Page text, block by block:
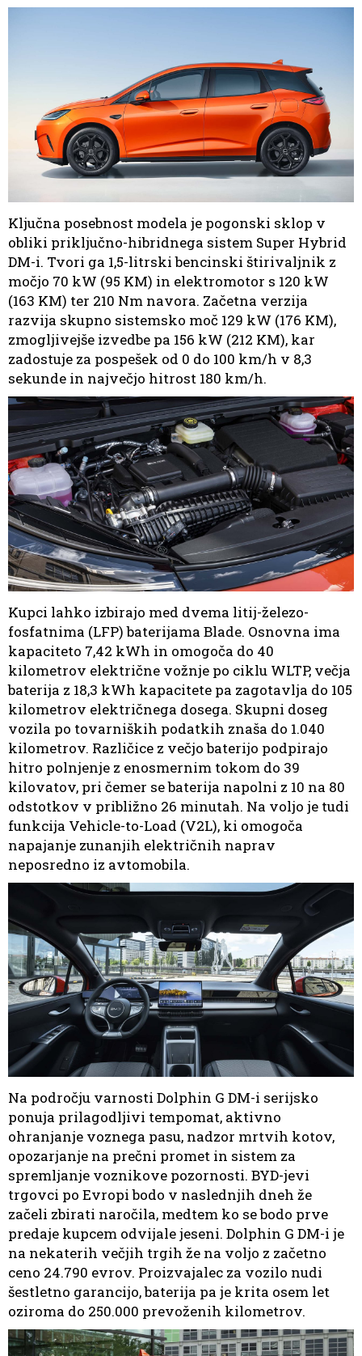
Ključna posebnost modela je pogonski sklop v
obliki priključno-hibridnega sistem Super Hybrid
DM-i. Tvori ga 1,5-litrski bencinski štirivaljnik z
močjo 70 kW (95 KM) in elektromotor s 120 kW
(163 KM) ter 210 Nm navora. Začetna verzija
razvija skupno sistemsko moč 129 kW (176 KM),
zmogljivejše izvedbe pa 156 kW (212 KM), kar
zadostuje za pospešek od 0 do 100 km/h v 8,3
sekunde in največjo hitrost 180 km/h.
Kupci lahko izbirajo med dvema litij-železo-
fosfatnima (LFP) baterijama Blade. Osnovna ima
kapaciteto 7,42 kWh in omogoča do 40
kilometrov električne vožnje po ciklu WLTP, večja
baterija z 18,3 kWh kapacitete pa zagotavlja do 105
kilometrov električnega dosega. Skupni doseg
vozila po tovarniških podatkih znaša do 1.040
kilometrov. Različice z večjo baterijo podpirajo
hitro polnjenje z enosmernim tokom do 39
kilovatov, pri čemer se baterija napolni z 10 na 80
odstotkov v približno 26 minutah. Na voljo je tudi
funkcija Vehicle-to-Load (V2L), ki omogoča
napajanje zunanjih električnih naprav
neposredno iz avtomobila.
Na področju varnosti Dolphin G DM-i serijsko
ponuja prilagodljivi tempomat, aktivno
ohranjanje voznega pasu, nadzor mrtvih kotov,
opozarjanje na prečni promet in sistem za
spremljanje voznikove pozornosti. BYD-jevi
trgovci po Evropi bodo v naslednjih dneh že
začeli zbirati naročila, medtem ko se bodo prve
predaje kupcem odvijale jeseni. Dolphin G DM-i je
na nekaterih večjih trgih že na voljo z začetno
ceno 24.790 evrov. Proizvajalec za vozilo nudi
šestletno garancijo, baterija pa je krita osem let
oziroma do 250.000 prevoženih kilometrov.